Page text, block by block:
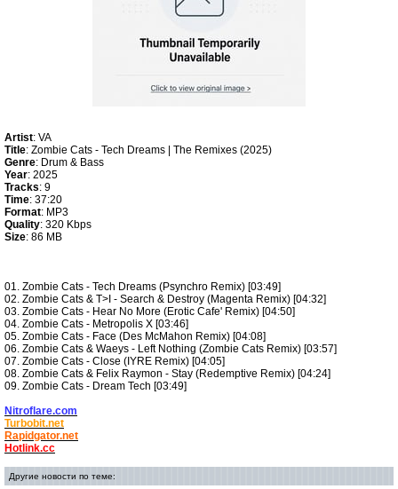
Artist: VA
Title: Zombie Cats - Tech Dreams | The Remixes (2025)
Genre: Drum & Bass
Year: 2025
Tracks: 9
Time: 37:20
Format: MP3
Quality: 320 Kbps
Size: 86 MB
01. Zombie Cats - Tech Dreams (Psynchro Remix) [03:49]
02. Zombie Cats & T>I - Search & Destroy (Magenta Remix) [04:32]
03. Zombie Cats - Hear No More (Erotic Cafe' Remix) [04:50]
04. Zombie Cats - Metropolis X [03:46]
05. Zombie Cats - Face (Des McMahon Remix) [04:08]
06. Zombie Cats & Waeys - Left Nothing (Zombie Cats Remix) [03:57]
07. Zombie Cats - Close (IYRE Remix) [04:05]
08. Zombie Cats & Felix Raymon - Stay (Redemptive Remix) [04:24]
09. Zombie Cats - Dream Tech [03:49]
Nitroflare.com
Turbobit.net
Rapidgator.net
Hotlink.cc
Другие новости по теме: